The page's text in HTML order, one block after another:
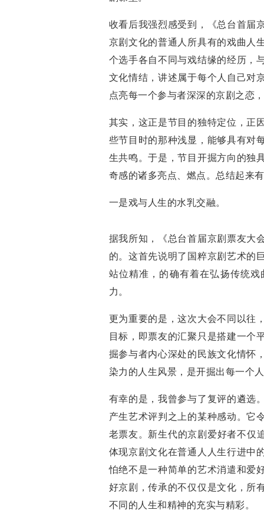
收看后我强烈感受到，《总台首届
京剧文化的普通人所具有的戏曲人
个选手各自不同与戏结缘的经历，
文化情结，讲述属于每个人自己对
点亮每一个参与者深深的京剧之恋
其实，这正是节目的独特定位，正
些节目时的那种浅显，能够具有对
生共鸣。于是，节目开掘方向的独
奇感的诸多亮点、燃点。总结起来
一是戏与人生的水乳交融。
据我所知，《总台首届京剧票友大
的。这首先说明了国粹京剧艺术的
站位精准，的确有着在弘扬传统
力。
更为重要的是，这次大会不同以往
目标，即票友的汇聚只是搭建一个
掘参与者内心深处的民族文化情怀
染力的人生风景，是开掘出每一个
有幸的是，我曾参与了复评的遴选
产生艺术评判之上的某种感动。它
老票友。新生代的京剧爱好者不仅
体现京剧文化在普通人人生行进中
怕绝不是一种简单的艺术消遣和爱
好京剧，传承的不仅仅是文化，所
不同的人生和精神的充实与精彩。